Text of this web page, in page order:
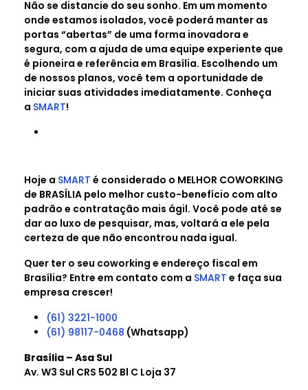
Não se distancie do seu sonho. Em um momento
onde estamos isolados, você poderá manter as
portas “abertas” de uma forma inovadora e
segura, com a ajuda de uma equipe experiente que
é pioneira e referência em Brasília. Escolhendo um
de nossos planos, você tem a oportunidade de
iniciar suas atividades imediatamente. Conheça
a SMART!
Hoje a SMART é considerado o MELHOR COWORKING
de BRASÍLIA pelo melhor custo-benefício com alto
padrão e contratação mais ágil. Você pode até se
dar ao luxo de pesquisar, mas, voltará a ele pela
certeza de que não encontrou nada igual.
Quer ter o seu coworking e endereço fiscal em
Brasília? Entre em contato com a SMART e faça sua
empresa crescer!
(61) 3221-1000
(61) 98117-0468 (Whatsapp)
Brasília – Asa Sul
​Av. W3 Sul CRS 502 Bl C Loja 37